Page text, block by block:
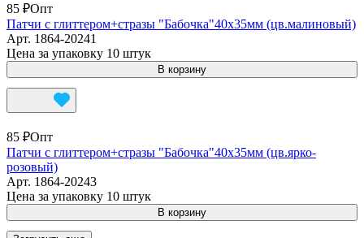
85 ₽Опт
Патчи с глиттером+стразы "Бабочка"40х35мм (цв.малиновый)
Арт. 1864-20241
Цена за упаковку 10 штук
В корзину
85 ₽Опт
Патчи с глиттером+стразы "Бабочка"40х35мм (цв.ярко-
розовый)
Арт. 1864-20243
Цена за упаковку 10 штук
В корзину